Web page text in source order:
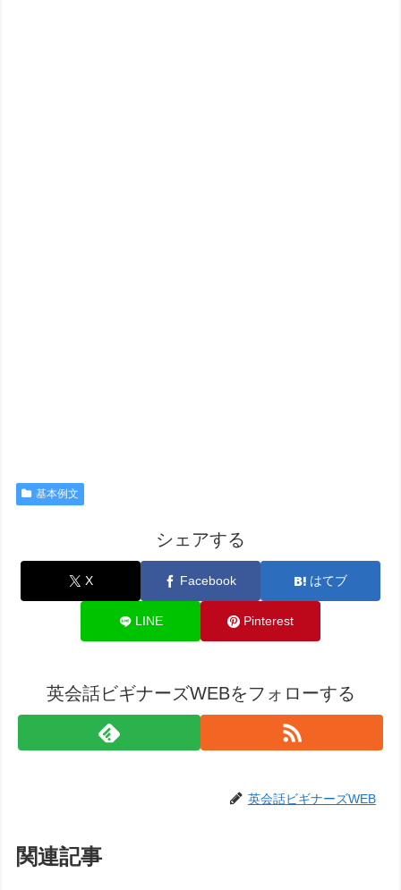
基本例文
シェアする
X Facebook はてブ
LINE Pinterest
英会話ビギナーズWEBをフォローする
英会話ビギナーズWEB
関連記事